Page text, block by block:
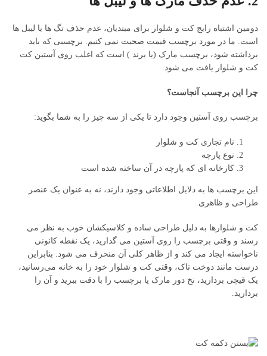
دومین اشتباه رایج کت و شلوار برای مبتدیان، عدم حذف تگ ها یا لیبل ها
است. ما در مورد برچسب قیمت صحبت نمی کنیم. برچسبی که باید
برداشته شود، برچسب مارک (یا برند ) است که اغلب روی آستین کت
کت و شلوار یافت می شود.
چرا این برچسب آنجاست؟
برچسب روی آستین وجود دارد تا یکی از سه چیز را به شما بگوید:
نام تجاری کت و شلوار
نوع پارچه
کارخانه ای که پارچه در آن ساخته شده است
این برچسب ها به دلایل اطلاعاتی وجود دارند، نه به عنوان یک عنصر
طراحی و ظاهری.
کت و شلوارها به دلیل طراحی ساده و کلاسیکشان خوب به نظر می
رسند و وقتی برچسب را روی آستین می گذارید، یک نقطه کانونی
ناخواسته ایجاد می کند و از ظاهر کلی آن منحرف می شود. بنابراین
درست مانند دوخت تاک، وقتی کت و شلوار خود را به خانه می‌رسانید،
یک قیچی بردارید، نخ دور مارک یا برچسب را با دقت ببرید و آن را
بردارید.